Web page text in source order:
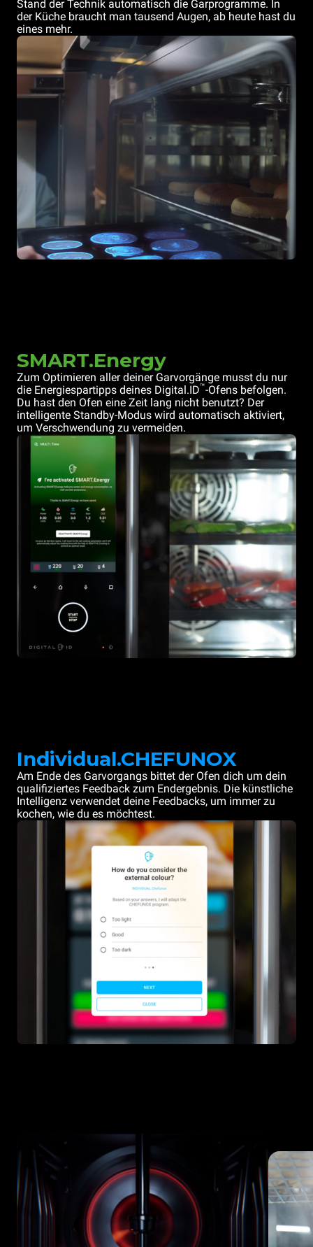
Stand der Technik automatisch die Garprogramme. In
der Küche braucht man tausend Augen, ab heute hast du
eines mehr.
SMART.Energy
Zum Optimieren aller deiner Garvorgänge musst du nur
die Energiespartipps deines Digital.ID™-Ofens befolgen.
Du hast den Ofen eine Zeit lang nicht benutzt? Der
intelligente Standby-Modus wird automatisch aktiviert,
um Verschwendung zu vermeiden.
Individual.CHEFUNOX
Am Ende des Garvorgangs bittet der Ofen dich um dein
qualifiziertes Feedback zum Endergebnis. Die künstliche
Intelligenz verwendet deine Feedbacks, um immer zu
kochen, wie du es möchtest.